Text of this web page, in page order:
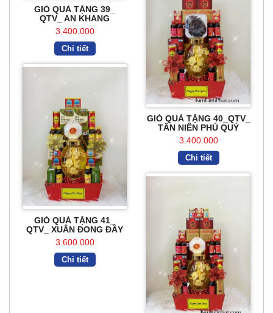
GIỎ QUÀ TẶNG 39_
QTV_ AN KHANG
3.400.000
Chi tiết
GIỎ QUÀ TẶNG 40_QTV_
TÂN NIÊN PHÚ QUÝ
3.400.000
Chi tiết
GIỎ QUÀ TẶNG 41_
QTV_ XUÂN ĐONG ĐẦY
3.600.000
Chi tiết